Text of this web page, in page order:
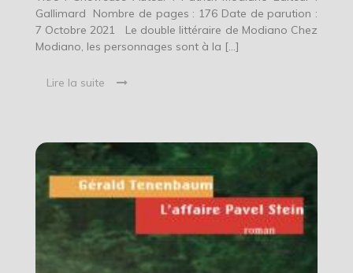
Gallimard Nombre de pages : 176 Date de parution :
7 Octobre 2021 Le double littéraire de Modiano Chez
Modiano, les personnages sont à la […]
Lire la suite